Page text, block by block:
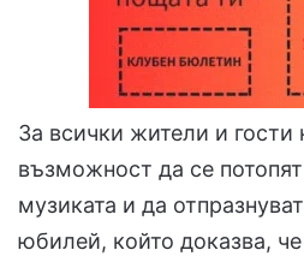
За всички жители и гости
възможност да се
музиката и да
юбилей, който доказва,